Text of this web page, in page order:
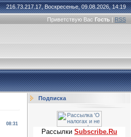
216.73.217.17, Воскресенье, 09.08.2026, 14:19
Приветствую Вас Гость | RSS
08:31
Подписка
Рассылки Subscribe.Ru